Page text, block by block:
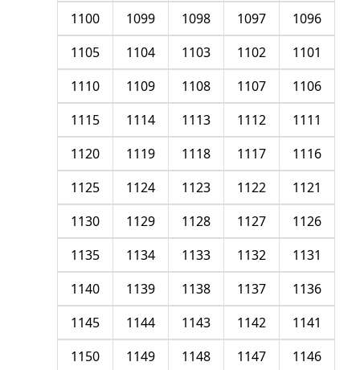
1096
1097
1098
1099
1100
1101
1102
1103
1104
1105
1106
1107
1108
1109
1110
1111
1112
1113
1114
1115
1116
1117
1118
1119
1120
1121
1122
1123
1124
1125
1126
1127
1128
1129
1130
1131
1132
1133
1134
1135
1136
1137
1138
1139
1140
1141
1142
1143
1144
1145
1146
1147
1148
1149
1150